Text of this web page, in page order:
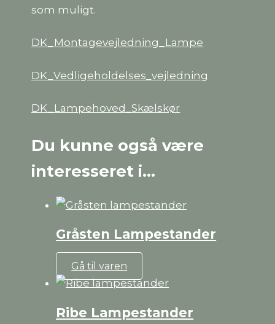
som muligt.
DK_Montagevejledning_Lampe
DK_Vedligeholdelses_vejledning
DK_Lampehoved_Skælskør
Du kunne også være
interesseret i…
Gråsten Lampestander
Gå til varen
vare
flere
Ribe Lampestander